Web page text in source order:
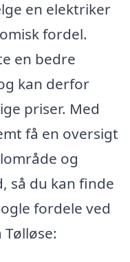
en elektriker
fordel.
en bedre
kan derfor
priser. Med
få en oversigt
og
så du kan finde
fordele ved